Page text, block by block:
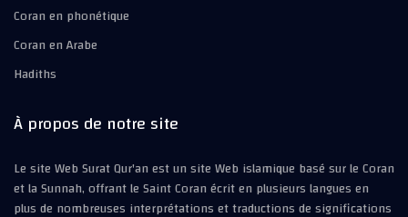
Coran en phonétique
Coran en Arabe
Hadiths
À propos de notre site
Le site Web Surat Qur'an est un site Web islamique basé sur le Coran
et la Sunnah, offrant le Saint Coran écrit en plusieurs langues en
plus de nombreuses interprétations et traductions de significations